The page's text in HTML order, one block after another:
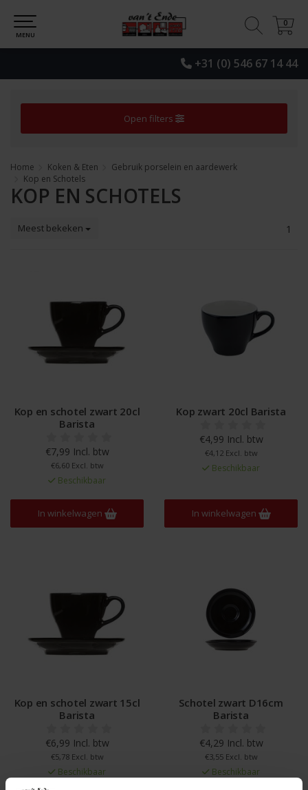
+31 (0) 546 67 14 44
0
0
MENU
Open filters
Home Koken & Eten
Gebruik porselein en aardewerk
Kop en Schotels
KOP EN SCHOTELS
Meest bekeken 1
Kop en schotel zwart 20cl
Barista
€7,99 Incl. btw
€6,60 Excl. btw
Beschikbaar
In winkelwagen
Kop zwart 20cl Barista
€4,99 Incl. btw
€4,12 Excl. btw
Beschikbaar
In winkelwagen
Kop en schotel zwart 15cl
Barista
€6,99 Incl. btw
€5,78 Excl. btw
Beschikbaar
Schotel zwart D16cm
Barista
€4,29 Incl. btw
€3,55 Excl. btw
Beschikbaar